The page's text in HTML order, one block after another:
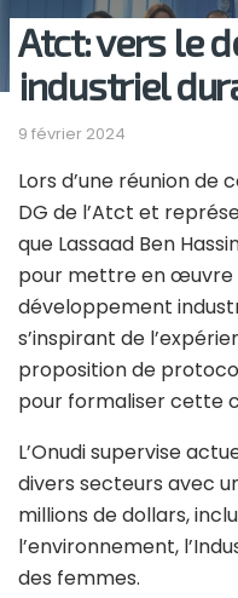
Atct: vers le
industriel
9 février 2024
Lors d’une réunion de
DG de l’Atct et
que Lassaad Ben
pour mettre en œuvre
développement
s’inspirant de
proposition de
pour formaliser cette
L’Onudi supervise
divers secteurs avec
millions de dollars,
l’environnement,
des femmes.